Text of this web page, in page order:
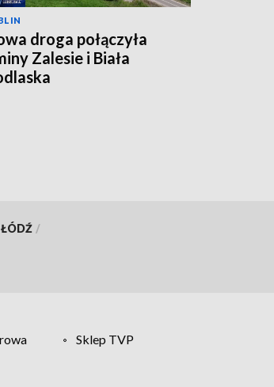
droga połączyła
Zalesie i Biała
ŁÓDŹ /
Sklep TVP